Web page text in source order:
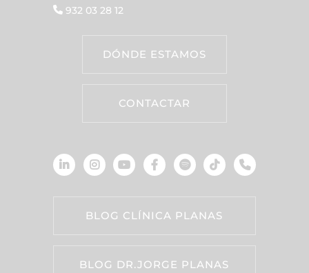
932 03 28 12
DÓNDE ESTAMOS
CONTACTAR
BLOG CLÍNICA PLANAS
BLOG DR.JORGE PLANAS